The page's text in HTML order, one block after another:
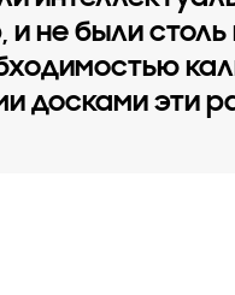
и не были
досками эти